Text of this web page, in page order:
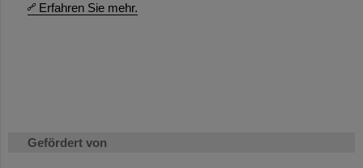
Erfahren Sie mehr.
Gefördert von